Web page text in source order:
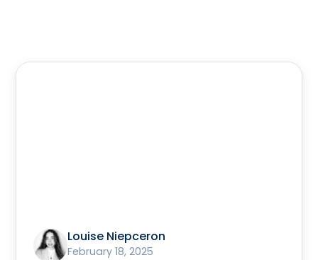
Louise Niepceron
February 18, 2025